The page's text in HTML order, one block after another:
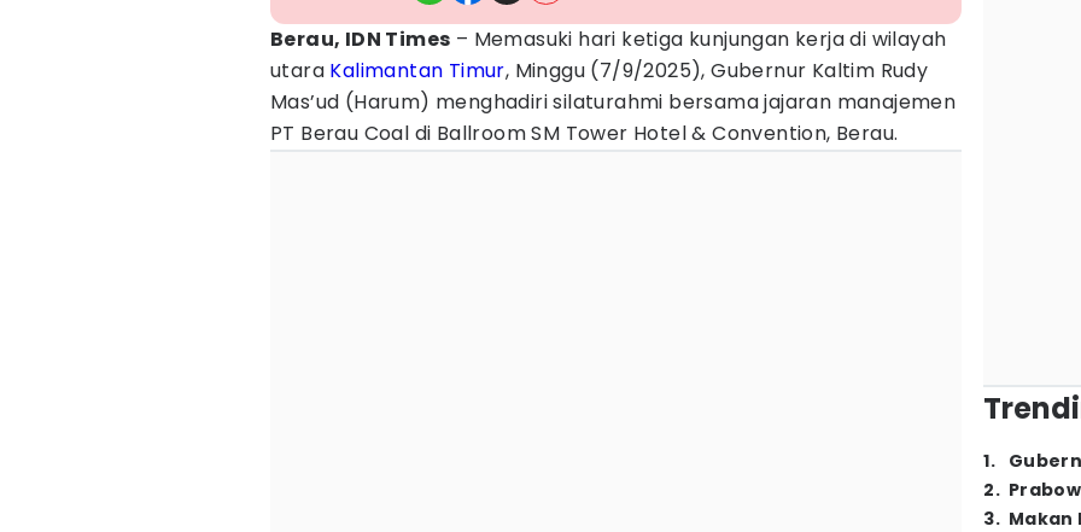
Berau, IDN Times – Memasuki hari ketiga kunjungan kerja di wilayah
utara Kalimantan Timur, Minggu (7/9/2025), Gubernur Kaltim Rudy
Mas’ud (Harum) menghadiri silaturahmi bersama jajaran manajemen
PT Berau Coal di Ballroom SM Tower Hotel & Convention, Berau.
1.
2.
3. Makan